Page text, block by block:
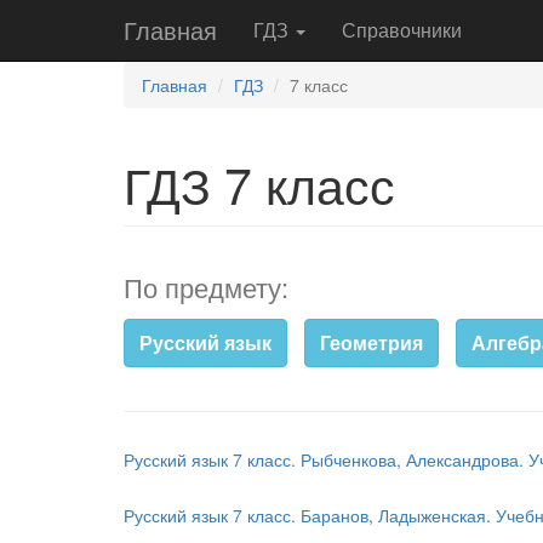
Главная ГДЗ Справочники
Главная ГДЗ 7 класс
ГДЗ 7 класс
По предмету:
Русский язык Геометрия
Русский язык 7 класс. Рыбченкова, Александрова.
Русский язык 7 класс. Баранов, Ладыженская.